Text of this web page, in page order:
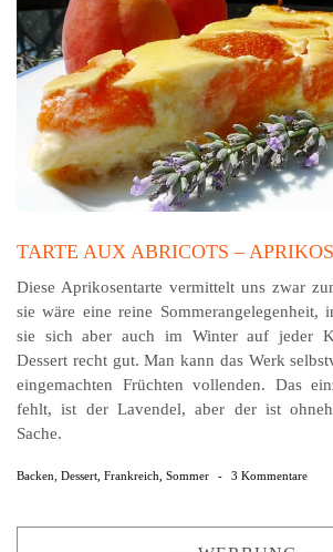
TARTE AUX ABRICOTS –
Diese Aprikosentarte vermittelt uns zwar
sie wäre eine reine Sommerangelegenheit,
sie sich aber auch im Winter auf jeder
Dessert recht gut. Man kann das Werk
eingemachten Früchten vollenden. Das
fehlt, ist der Lavendel, aber der ist
Sache.
Backen Dessert Frankreich Sommer - 3 Kommentare